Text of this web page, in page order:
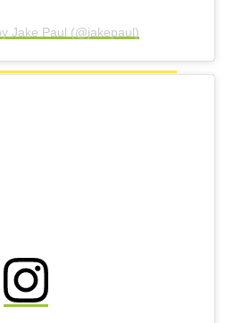
Jake Paul (@jakepaul)